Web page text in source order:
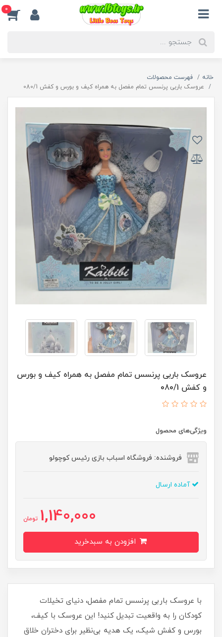
0
خانه
فهرست محصولات
عروسک باربی پرنسس تمام مفصل به همراه کیف و بورس و کفش 080/1
عروسک باربی پرنسس تمام مفصل به همراه کیف و بورس
و کفش 080/1
ویژگی‌های محصول
فروشنده: فروشگاه اسباب بازی رئیس کوچولو
آماده ارسال
1,140,000 تومان
با عروسک باربی پرنسس تمام مفصل، دنیای تخیلات
کودکان را به واقعیت تبدیل کنید! این عروسک با کیف،
بورس و کفش شیک، یک هدیه بی‌نظیر برای دختران خلاق